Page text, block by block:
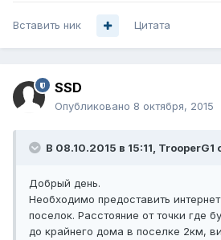
Вставить ник Цитата
SSD
Опубликовано 8 октября, 2015
В 08.10.2015 в 15:11, TrooperG1
Добрый день.
Необходимо предоставить
поселок. Расстояние от точки где
до крайнего дома в поселке 2км,